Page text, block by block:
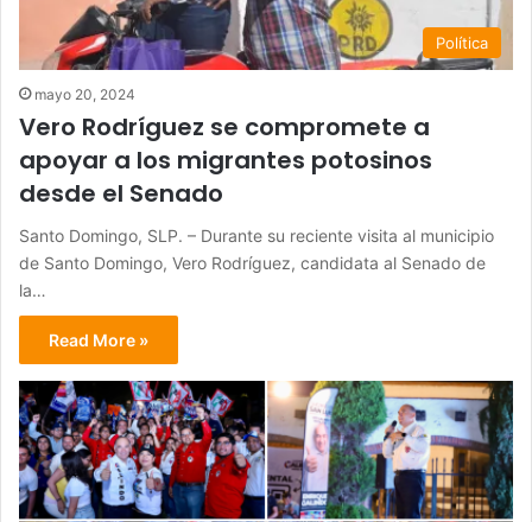
Política
mayo 20, 2024
Vero Rodríguez se compromete a
apoyar a los migrantes potosinos
desde el Senado
Santo Domingo, SLP. – Durante su reciente visita al municipio
de Santo Domingo, Vero Rodríguez, candidata al Senado de
la…
Read More »